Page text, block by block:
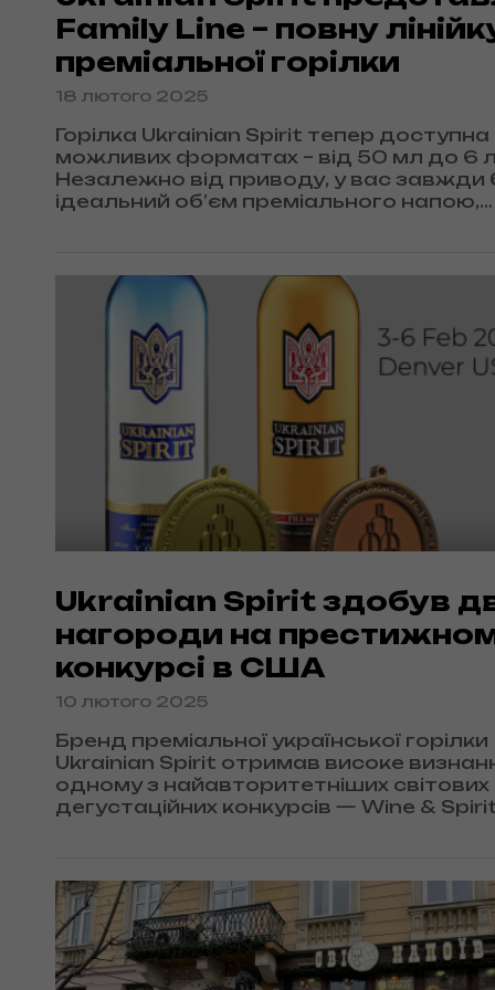
Family Line – повну
преміальної горілки
18 лютого 2025
Горілка Ukrainian Spirit тепер доступна
можливих форматах – від 50 мл до 6
Незалежно від приводу, у вас завжди
ідеальний об’єм преміального напою,
Ukrainian Spirit здобув
нагороди на
конкурсі в США
10 лютого 2025
Бренд преміальної української горілки
Ukrainian Spirit отримав високе
одному з найавторитетніших світових
дегустаційних конкурсів — Wine &